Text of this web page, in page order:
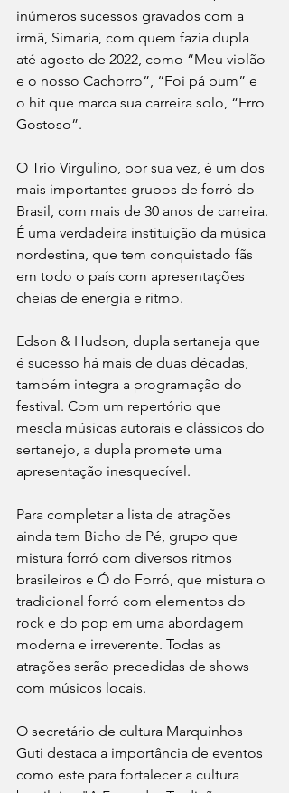
inúmeros sucessos gravados com a
irmã, Simaria, com quem fazia dupla
até agosto de 2022, como “Meu violão
e o nosso Cachorro”, “Foi pá pum” e
o hit que marca sua carreira solo, “Erro
Gostoso”.
O Trio Virgulino, por sua vez, é um dos
mais importantes grupos de forró do
Brasil, com mais de 30 anos de carreira.
É uma verdadeira instituição da música
nordestina, que tem conquistado fãs
em todo o país com apresentações
cheias de energia e ritmo.
Edson & Hudson, dupla sertaneja que
é sucesso há mais de duas décadas,
também integra a programação do
festival. Com um repertório que
mescla músicas autorais e clássicos do
sertanejo, a dupla promete uma
apresentação inesquecível.
Para completar a lista de atrações
ainda tem Bicho de Pé, grupo que
mistura forró com diversos ritmos
brasileiros e Ó do Forró, que mistura o
tradicional forró com elementos do
rock e do pop em uma abordagem
moderna e irreverente. Todas as
atrações serão precedidas de shows
com músicos locais.
O secretário de cultura Marquinhos
Guti destaca a importância de eventos
como este para fortalecer a cultura